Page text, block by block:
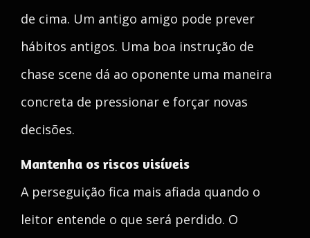
de cima. Um antigo amigo pode prever
hábitos antigos. Uma boa instrução de
chase scene dá ao oponente uma maneira
concreta de pressionar e forçar novas
decisões.
Mantenha os riscos visíveis
A perseguição fica mais afiada quando o
leitor entende o que será perdido. O